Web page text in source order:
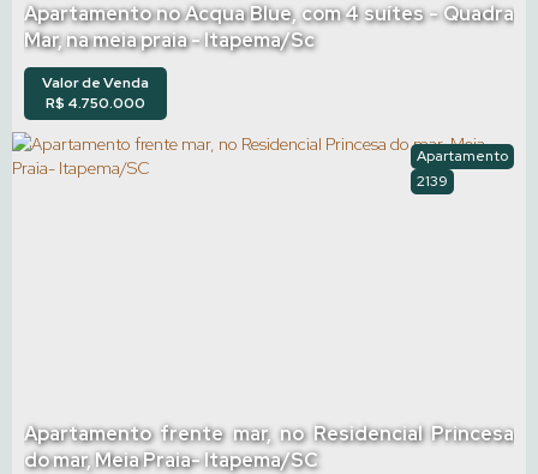
Apartamento no Acqua Blue, com 4 suítes - Quadra
Mar, na meia praia - Itapema/Sc
R$ 4.750.000
Valor de Venda
Apartamento frente mar, no Residencial Princesa
do mar, Meia Praia- Itapema/SC
2139
Apartamento